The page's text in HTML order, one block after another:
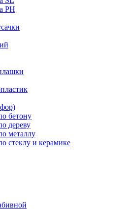
РН
бетону
дереву
металлу
стеклу и керамике